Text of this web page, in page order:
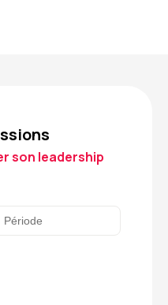
son leadership